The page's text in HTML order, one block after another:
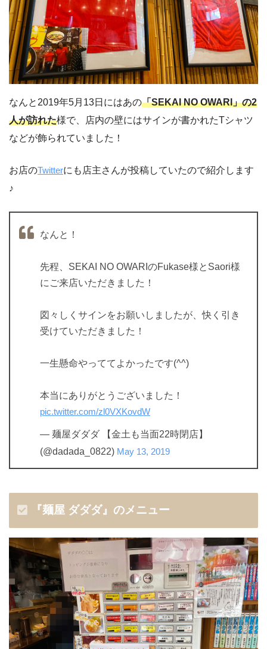
なんと2019年5月13日にはあの「SEKAI NO OWARI」の2
人が訪れた様で、店内の壁にはサインが書かれたTシャツ
などが飾られていました！
お店のTwitterにも店主さんが投稿していたので紹介します
♪
なんと！
先程、SEKAI NO OWARIのFukase様とSaori様
にご来店いただきました！
図々しくサインをお願いしましたが、快く引き
受けていただきました！
一生懸命やっててよかったです(^^)
本当にありがとうございました！
pic.twitter.com/zl0VXKovdW
— 麺屋ダダダ 【金土も当面22時閉店】
(@dadada_0822) May 13, 2019
『麺屋 ダダダ』のメニュー